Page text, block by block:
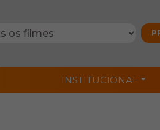
INSTITUCIONAL